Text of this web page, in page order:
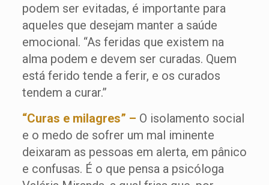
podem ser evitadas, é importante para
aqueles que desejam manter a saúde
emocional. “As feridas que existem na
alma podem e devem ser curadas. Quem
está ferido tende a ferir, e os curados
tendem a curar.”
“Curas e milagres” – O isolamento social
e o medo de sofrer um mal iminente
deixaram as pessoas em alerta, em pânico
e confusas. É o que pensa a psicóloga